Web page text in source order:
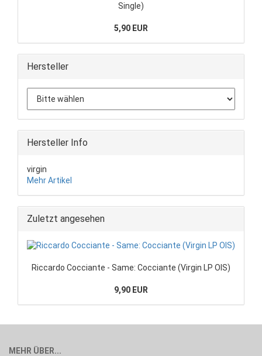
Single)
5,90 EUR
Hersteller
Hersteller Info
virgin
Mehr Artikel
Zuletzt angesehen
Riccardo Cocciante - Same: Cocciante (Virgin LP OIS)
9,90 EUR
MEHR ÜBER...